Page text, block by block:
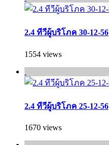
2.4 ทีวีผู้บริโภค 30-12-56
1554 views
2.4 ทีวีผู้บริโภค 25-12-56
1670 views